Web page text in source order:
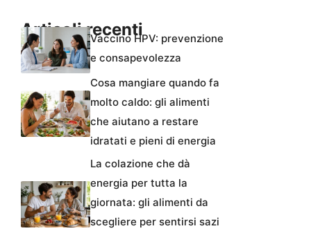
Articoli recentiVaccino HPV: prevenzione
e consapevolezza
Cosa mangiare quando fa
molto caldo: gli alimenti
che aiutano a restare
idratati e pieni di energia
La colazione che dà
energia per tutta la
giornata: gli alimenti da
scegliere per sentirsi sazi